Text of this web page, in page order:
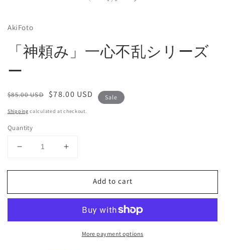
AkiFoto
「神頼み」一心不乱シリーズ
ー
Regular
$85.00 USD
Sale
$78.00 USD Sale
Shipping calculated at checkout.
Quantity
Decrease
for
頼
一
Increase
for
頼
み」
一
Add to cart
More payment options